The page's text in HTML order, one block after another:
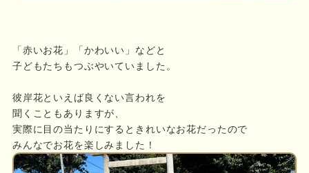
「赤いお花」「かわいい」などと
子どもたちもつぶやいていました。
彼岸花といえば良くない言われを
聞くこともありますが、
実際に目の当たりにするときれいなお花だったので
みんなでお花を楽しみました！